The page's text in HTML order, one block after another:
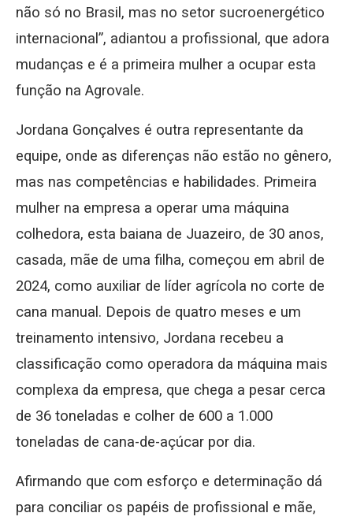
não só no Brasil, mas no setor sucroenergético
internacional”, adiantou a profissional, que adora
mudanças e é a primeira mulher a ocupar esta
função na Agrovale.
Jordana Gonçalves é outra representante da
equipe, onde as diferenças não estão no gênero,
mas nas competências e habilidades. Primeira
mulher na empresa a operar uma máquina
colhedora, esta baiana de Juazeiro, de 30 anos,
casada, mãe de uma filha, começou em abril de
2024, como auxiliar de líder agrícola no corte de
cana manual. Depois de quatro meses e um
treinamento intensivo, Jordana recebeu a
classificação como operadora da máquina mais
complexa da empresa, que chega a pesar cerca
de 36 toneladas e colher de 600 a 1.000
toneladas de cana-de-açúcar por dia.
Afirmando que com esforço e determinação dá
para conciliar os papéis de profissional e mãe,